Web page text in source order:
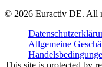
© 2026 Euractiv DE. All
Allgemeine